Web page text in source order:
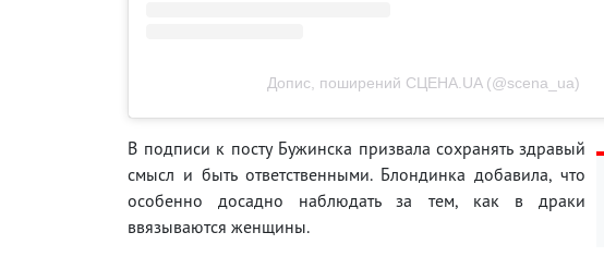
Допис, поширений СЦЕНА.UA (@scena_ua)
В подписи к посту Бужинска призвала сохранять здравый
смысл и быть ответственными. Блондинка добавила, что
особенно досадно наблюдать за тем, как в драки
ввязываются женщины.